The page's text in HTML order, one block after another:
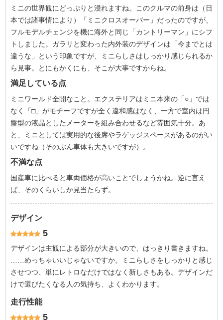
ミニの世界観にどっぷりと浸れますね。このクルマの前身は（日
本では諸事情により）「ミニクロスオーバー」だったのですが、
フルモデルチェンジを機に海外と同じ「カントリーマン」にシフ
トしました。ガラリと変わった内外装のデザインは「今までとは
違うな」という印象ですが、ミニらしさはしっかり感じられるか
ら見事。とにもかくにも、そこが大事ですからね。
満足している点
ミニワールド全開なこと。エクステリアはミニ本来の「○」では
なく「□」がモチーフですが全く違和感はなく、一方で室内は円
盤型の液晶としたメーターを組み合わせるなど雰囲気十分。あ
と、ミニとしては実用的な後席やラゲッジスペースがあるのがい
いですね（そのぶん車体も大きいですが）。
不満な点
国産車に比べると車両価格が高いことでしょうかね。逆に言え
ば、そのくらいしか見当たらず。
デザイン
5
デザインは主観による部分が大きいので、はっきり書きますね。
……めっちゃいいじゃないですか。ミニらしさをしっかりと感じ
させつつ、単にレトロなだけではなく新しさもある。デザインだ
けで選びたくなる人の気持ち、よくわかります。
走行性能
5